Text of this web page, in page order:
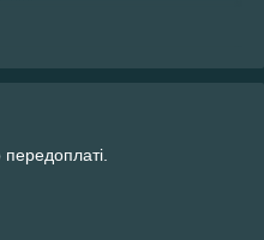
передоплаті.